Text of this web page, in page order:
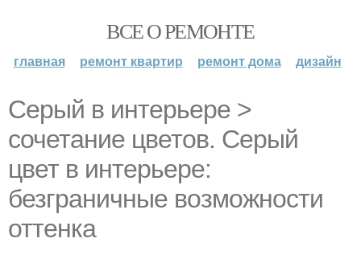
ВСЕ О РЕМОНТЕ
главная ремонт квартир ремонт дома дизайн
Серый в интерьере >
сочетание цветов. Серый
цвет в интерьере:
безграничные возможности
оттенка